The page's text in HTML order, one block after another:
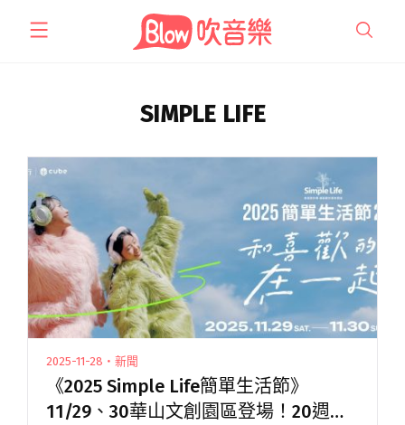
SIMPLE LIFE
2025-11-28・新聞
《2025 Simple Life簡單生活節》
11/29、30華山文創園區登場！20週年